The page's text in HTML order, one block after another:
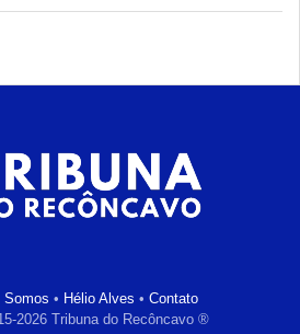
Somos • Hélio Alves • Contato
2026 Tribuna do Recôncavo ®